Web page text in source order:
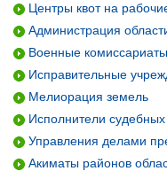
Центры квот на
Администрация
Военные комиссариаты
Исправительные
Мелиорация земель
Исполнители
Управления делами
Акиматы районов